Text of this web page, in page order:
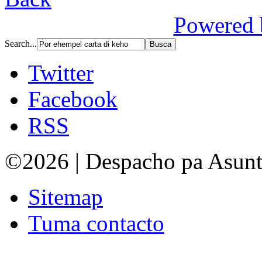
Search...
Twitter
Facebook
RSS
©2026 | Despacho pa
Sitemap
Tuma contacto